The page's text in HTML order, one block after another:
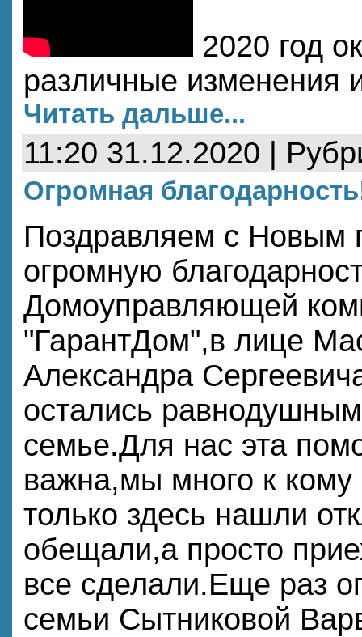
2020 год
различные изменения
Читать дальше...
11:20 31.12.2020 |
Огромная
Поздравляем с Новым
огромную
Домоуправляющей
"ГарантДом",в лице
Александра
остались
семье.Для нас эта
важна,мы много к
только здесь нашли
обещали,а просто
все сделали.Еще раз
семьи Сытниковой